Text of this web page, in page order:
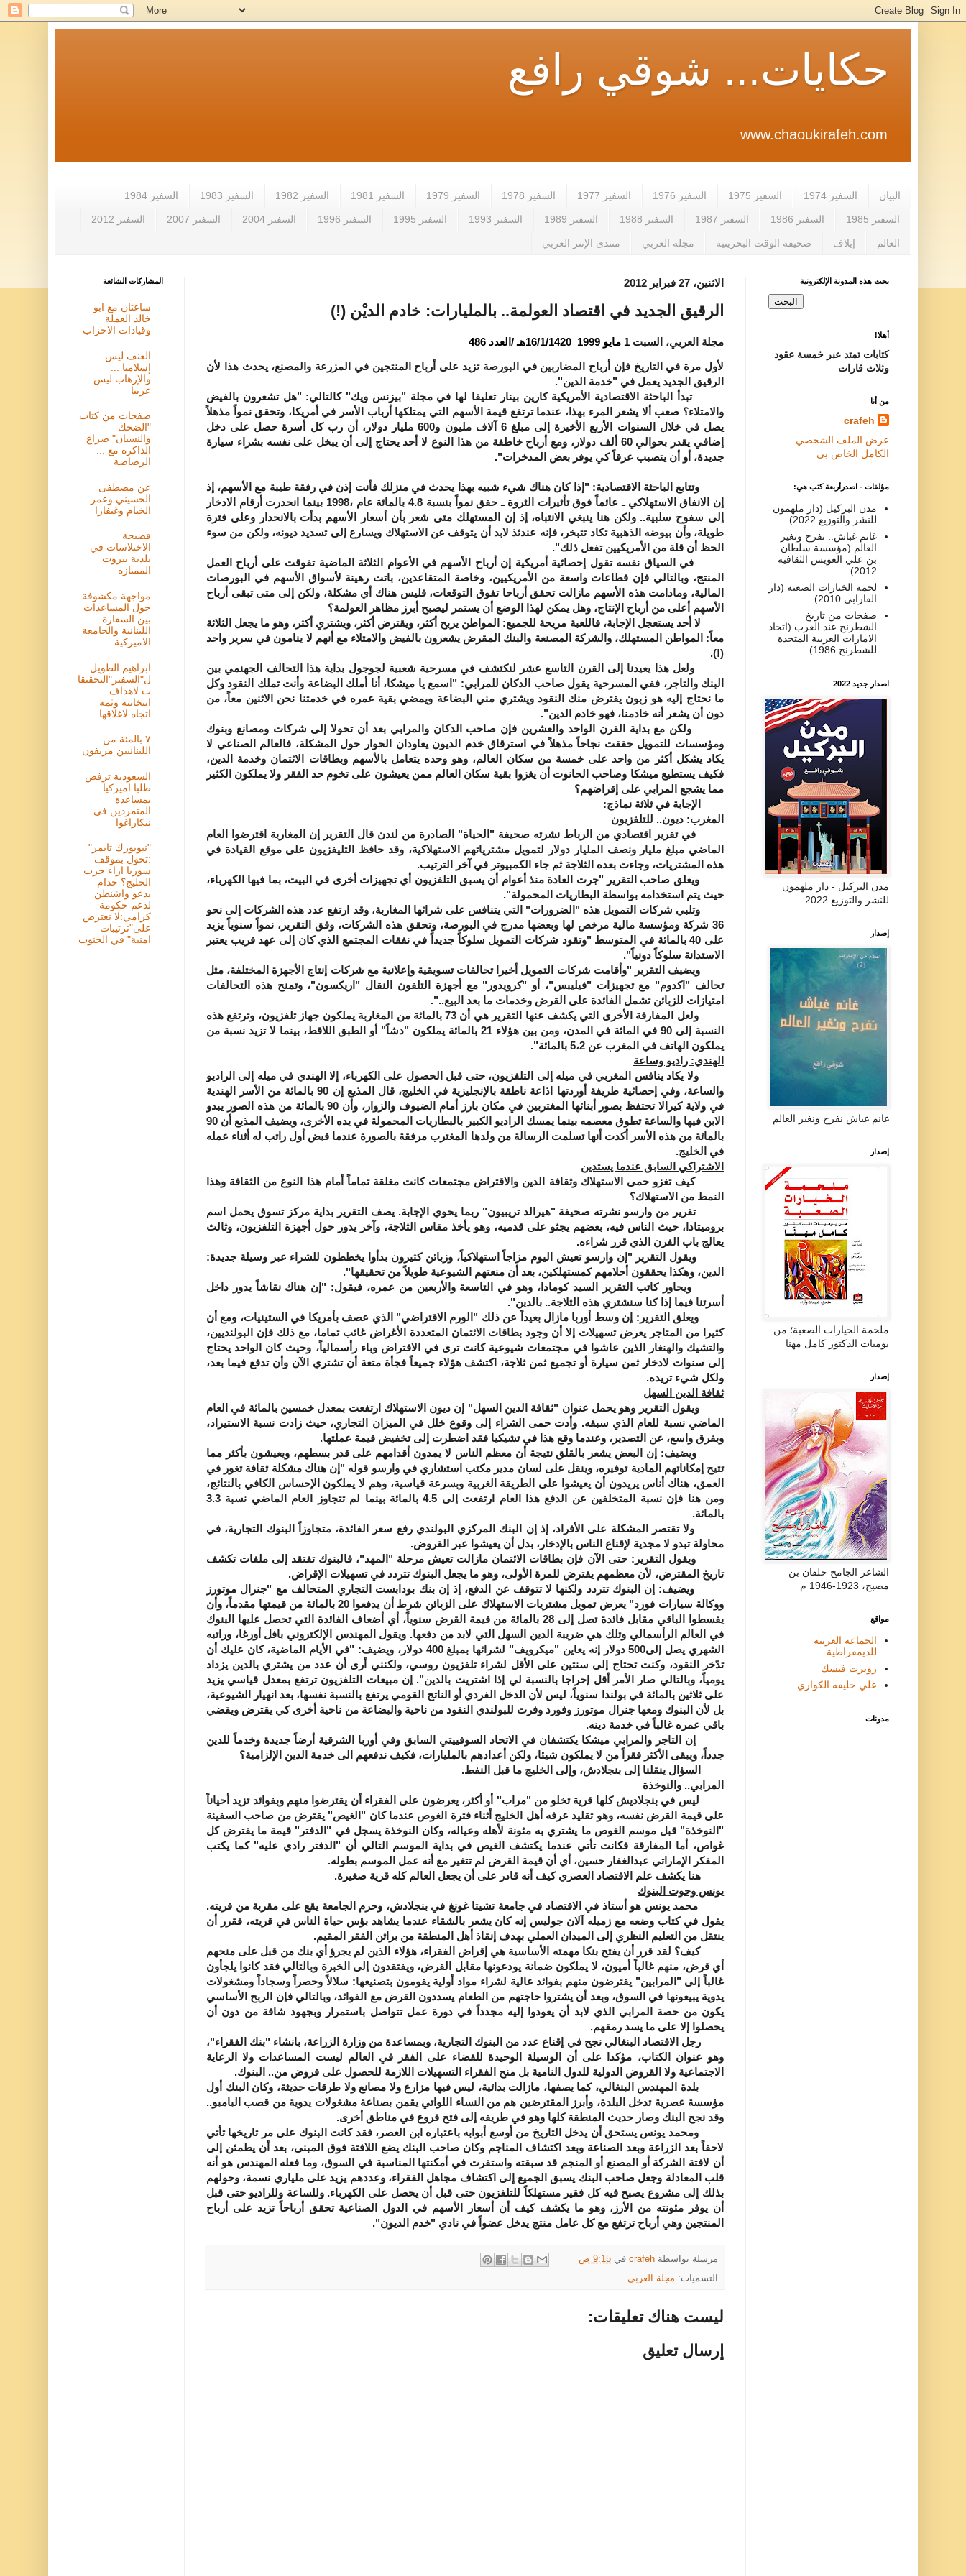
حكايات... شوقي رافع
www.chaoukirafeh.com
البيان السفير 1974 السفير 1975 السفير 1976 السفير 1977 السفير 1978 السفير 1979 السفير 1981 السفير 1982 السفير 1983 السفير 1984
السفير 1985 السفير 1986 السفير 1987 السفير 1988 السفير 1989 السفير 1993 السفير 1995 السفير 1996 السفير 2004 السفير 2007 السفير 2012
العالم إيلاف صحيفة الوقت البحرينية مجلة العربي منتدى الإنتر العربي
الاثنين، 27 فبراير 2012
الرقيق الجديد في اقتصاد العولمة.. بالمليارات: خادم الديْن (!)
مجلة العربي، السبت 1 مايو 1999 16/1/1420هـ / العدد
لأول مرة في التاريخ فإن أرباح المضاربين في البورصة تزيد على أرباح المنتجين في المزرعة والمصنع، يحدث هذا لأن
الرقيق الجديد يعمل في "خدمة الدين".
تبدأ الباحثة الاقتصادية الأمريكية كارين بينار تعليقا لها في مجلة "بيزنس ويك" كالتالي: "هل تشعرون بالفيض
والامتلاء؟ صعب ألا يشعر المرء بهذا، عندما ترتفع قيمة الأسهم التي يمتلكها أرباب الأسر في أمريكا، وتحقق نمواً مذهلاً
يصل في خلال السنوات الأربع الأخيرة إلى مبلغ 6 آلاف مليون و600 مليار دولار، أن رب كل أسرة حصل على دخل
إضافي يقدر بحوالي 60 ألف دولار، ومع أرباح خاطفة من هذا النوع لا أحد يحتاج إلى أن يبخل على نفسه بشراء سيارة
جديدة، أو أن يتصبب عرقاً كي يوفر بعض المدخرات".
وتتابع الباحثة الاقتصادية: "إذا كان هناك شيء شبيه بهذا يحدث في منزلك فأنت إذن في رفقة طيبة مع الأسهم، إذ
إن الانفاق الاستهلاكي ـ عائماً فوق تأثيرات الثروة ـ حقق نمواً بنسبة 4.8 بالمائة عام ،1998 بينما انحدرت أرقام الادخار
إلى سفوح سلبية.. ولكن هنا ينبغي الانتباه، إذ إن المستهلك متى شعر بأن أسعار الأسهم بدأت بالانحدار وعلى فترة
طويلة، وأن بيوضه الذهبية تكاد تتبخر، فإنه عندئذ لابد أن يتوقف عن الاستهلاك ويسارع إلى تسديد ديونه، ولكن من سوء
الحظ أن قلة من الأمريكيين تفعل ذلك".
في السياق نفسه تقول إحصائية أمريكية إن أرباح الأسهم في الأعوام الثلاثة الماضية تفوقت على أرباح العمل
المنتج، وبالتالي فإن قطاعات واسعة من الأمريكيين، وخاصة المتقاعدين، باتت رهينة لأسواق الأسهم في البورصات
المالية، ومادامت هذه الأسهم مازالت تحقق أرباحا تفوق التوقعات، فليس هناك أي مشكلة، ولكن إلى متى تبقى أرباح
الأسهم أعلى من أرباح الإنتاج، وهل يمكن لهذا الوضع أن يستمر ليصبح أبرز مظاهر العولمة؟
لا أحد يستعجل الإجابة، فاللعبة مريحة للجميع: المواطن يربح أكثر، ويقترض أكثر، ويشتري أكثر، وهو ما يجعل الثلاثة
معاً: المواطن المستهلك، والشركة المصنعة والبنك المقرض يشعرون بالفيض والامتلاء مع أنهم لا ينامون في سرير واحد
(!).
ولعل هذا يعيدنا إلى القرن التاسع عشر لنكتشف في مسرحية شعبية لجوجول بداية هذا التحالف الجهنمي بين
البنك والتاجر، ففي المسرحية يقول صاحب الدكان للمرابي: "اسمع يا ميشكا، أنا أملك البضاعة وأنت تملك النقود وكل
ما نحتاج إليه هو زبون يقترض منك النقود ويشتري مني البضاعة ويمضي بقية عمره في خدمتنا نحن الاثنين معاً، من
دون أن يشعر أنه خادمنا، فهو خادم الدين".
ولكن مع بداية القرن الواحد والعشرين فإن صاحب الدكان والمرابي بعد أن تحولا إلى شركات ومصانع وبنوك
ومؤسسات للتمويل حققت نجاحاً مذهلاً في استرقاق خدم الديون يعاودان الحوار حول المشكلة، فالعالم الصناعي لا
يكاد يشكل أكثر من واحد على خمسة من سكان العالم، وهو وحده يتعامل بالأسهم وبطاقات الائتمان وخدمة الدين،
فكيف يستطيع ميشكا وصاحب الحانوت أن يغزوا بقية سكان العالم ممن يعيشون على تخوم حد الفقر ولا يملكون الكثير
مما يشجع المرابي على إقراضهم؟
الإجابة في ثلاثة نماذج:
المغرب: ديون.. للتلفزيون
في تقرير اقتصادي من الرباط نشرته صحيفة "الحياة" الصادرة من لندن قال التقرير إن المغاربة اقترضوا العام
الماضي مبلغ مليار ونصف المليار دولار لتمويل مشترياتهم الاستهلاكية، وقد حافظ التليفزيون على موقع القيادة في
هذه المشتريات، وجاءت بعده الثلاجة ثم جاء الكمبيوتر في آخر الترتيب.
ويعلق صاحب التقرير "جرت العادة منذ أعوام أن يسبق التلفزيون أي تجهيزات أخرى في البيت، بما فيها الكهرباء،
حيث يتم استخدامه بواسطة البطاريات المحمولة".
وتلبي شركات التمويل هذه "الضرورات" التي يتنافس على شرائها المغاربة، وقد ارتفع عدد هذه الشركات إلى نحو
36 شركة ومؤسسة مالية مرخص لها وبعضها مدرج في البورصة، وتحقق هذه الشركات، وفق التقرير، نمواً سنوياً يزيد
على 40 بالمائة في المتوسط "وتقود شركات التمويل سلوكاً جديداً في نفقات المجتمع الذي كان إلى عهد قريب يعتبر
الاستدانة سلوكاً دونياً".
ويضيف التقرير "وأقامت شركات التمويل أخيرا تحالفات تسويقية وإعلانية مع شركات إنتاج الأجهزة المختلفة، مثل
تحالف "اكدوم" مع تجهيزات "فيليبس"، أو "كرويدور" مع أجهزة التلفون النقال "اريكسون"، وتمنح هذه التحالفات
امتيازات للزبائن تشمل الفائدة على القرض وخدمات ما بعد البيع..".
ولعل المفارقة الأخرى التي يكشف عنها التقرير هي أن 73 بالمائة من المغاربة يملكون جهاز تلفزيون، وترتفع هذه
النسبة إلى 90 في المائة في المدن، ومن بين هؤلاء 21 بالمائة يملكون "دشاً" أو الطبق اللاقط، بينما لا تزيد نسبة من
يملكون الهاتف في المغرب عن 5،2 بالمائة".
الهندي: راديو وساعة
ولا يكاد ينافس المغربي في ميله إلى التلفزيون، حتى قبل الحصول على الكهرباء، إلا الهندي في ميله إلى الراديو
والساعة، وفي إحصائية طريفة أوردتها اذاعة ناطقة بالإنجليزية في الخليج، قال المذيع إن 90 بالمائة من الأسر الهندية
في ولاية كيرالا تحتفظ بصور أبنائها المغتربين في مكان بارز أمام الضيوف والزوار، وأن 90 بالمائة من هذه الصور يبدو
الابن فيها والساعة تطوق معصمه بينما يمسك الراديو الكبير بالبطاريات المحمولة في يده الأخرى، ويضيف المذيع أن 90
بالمائة من هذه الأسر أكدت أنها تسلمت الرسالة من ولدها المغترب مرفقة بالصورة عندما قبض أول راتب له أثناء عمله
في الخليج.
الاشتراكي السابق عندما يستدين
كيف تغزو حمى الاستهلاك وثقافة الدين والاقتراض مجتمعات كانت مغلقة تماماً أمام هذا النوع من الثقافة وهذا
النمط من الاستهلاك؟
تقرير من وارسو نشرته صحيفة "هيرالد تريبيون" ربما يحوي الإجابة. يصف التقرير بداية مركز تسوق يحمل اسم
بروميتادا، حيث الناس فيه، بعضهم يجثو على قدميه، وهو يأخذ مقاس الثلاجة، وآخر يدور حول أجهزة التلفزيون، وثالث
يعالج باب الفرن الذي قرر شراءه.
ويقول التقرير "إن وارسو تعيش اليوم مزاجاً استهلاكياً، وزبائن كثيرون بدأوا يخططون للشراء عبر وسيلة جديدة:
الدين، وهكذا يحققون أحلامهم كمستهلكين، بعد أن منعتهم الشيوعية طويلاً من تحقيقها".
ويحاور كاتب التقرير السيد كومادا، وهو في التاسعة والأربعين من عمره، فيقول: "إن هناك نقاشاً يدور داخل
أسرتنا فيما إذا كنا سنشتري هذه الثلاجة.. بالدين".
ويعلق التقرير: إن وسط أوربا مازال بعيداً عن ذلك "الورم الاقتراضي" الذي عصف بأمريكا في الستينيات، ومع أن
كثيرا من المتاجر يعرض تسهيلات إلا أن وجود بطاقات الائتمان المتعددة الأغراض غائب تماما، مع ذلك فإن البولنديين،
والتشيك والهنغار الذين عاشوا في مجتمعات شيوعية كانت ترى في الاقتراض وباء رأسمالياً، وحيث كان الواحد يحتاج
إلى سنوات لادخار ثمن سيارة أو تجميع ثمن ثلاجة، اكتشف هؤلاء جميعاً فجأة متعة أن تشتري الآن وأن تدفع فيما بعد،
ولكل شيء تريده.
ثقافة الدين السهل
ويقول التقرير وهو يحمل عنوان "ثقافة الدين السهل" إن ديون الاستهلاك ارتفعت بمعدل خمسين بالمائة في العام
الماضي نسبة للعام الذي سبقه. وأدت حمى الشراء إلى وقوع خلل في الميزان التجاري، حيث زادت نسبة الاستيراد،
وبفرق واسع، عن التصدير، وعندما وقع هذا في تشيكيا فقد اضطرت إلى تخفيض قيمة عملتها.
ويضيف: إن البعض يشعر بالقلق نتيجة أن معظم الناس لا يمدون أقدامهم على قدر بسطهم، ويعيشون بأكثر مما
تتيح إمكاناتهم المادية توفيره، وينقل على لسان مدير مكتب استشاري في وارسو قوله "إن هناك مشكلة ثقافة تغور في
العمق، هناك أناس يريدون أن يعيشوا على الطريقة الغربية وبسرعة قياسية، وهم لا يملكون الإحساس الكافي بالنتائج،
ومن هنا فإن نسبة المتخلفين عن الدفع هذا العام ارتفعت إلى 4.5 بالمائة بينما لم تتجاوز العام الماضي نسبة 3.3
بالمائة.
ولا تقتصر المشكلة على الأفراد، إذ إن البنك المركزي البولندي رفع سعر الفائدة، متجاوزاً البنوك التجارية، في
محاولة تبدو لا مجدية لإقناع الناس بالإدخار، بدل أن يعيشوا عبر القروض.
ويقول التقرير: حتى الآن فإن بطاقات الائتمان مازالت تعيش مرحلة "المهد"، فالبنوك تفتقد إلى ملفات تكشف
تاريخ المقترض، لأن معظمهم يقترض للمرة الأولى، وهو ما يجعل البنوك تتردد في تسهيلات الإقراض.
ويضيف: إن البنوك تتردد ولكنها لا تتوقف عن الدفع، إذ إن بنك بودابست التجاري المتحالف مع "جنرال موتورز
ووكالة سيارات فورد" يعرض تمويل مشتريات الاستهلاك على الزبائن شرط أن يدفعوا 20 بالمائة من قيمتها مقدماً، وأن
يقسطوا الباقي مقابل فائدة تصل إلى 28 بالمائة من قيمة القرض سنوياً، أي أضعاف الفائدة التي تحصل عليها البنوك
في العالم الرأسمالي وتلك هي ضريبة الدين السهل التي لابد من دفعها. ويقول المهندس الإلكتروني بافل أورغا، وراتبه
الشهري يصل إلى500 دولار إنه يعاين "ميكرويف" لشرائها بمبلغ 400 دولار، ويضيف: "في الأيام الماضية، كان عليك أن
تدّخر النقود، وكنت تحتاج إلى سنتين على الأقل لشراء تلفزيون روسي، ولكنني أرى أن عدد من يشتري بالدين يزداد
يومياً، وبالتالي صار الأمر أقل إحراجا بالنسبة لي إذا اشتريت بالدين". إن مبيعات التلفزيون ترتفع بمعدل قياسي يزيد
على ثلاثين بالمائة في بولندا سنوياً، ليس لأن الدخل الفردي أو الناتج القومي يرتفع بالنسبة نفسها، بعد انهيار الشيوعية،
بل لأن البنوك ومعها جنرال موتورز وفورد وفرت للبولندي النقود من ناحية والبضاعة من ناحية أخرى كي يقترض ويقضي
باقي عمره غالباً في خدمة دينه.
إن التاجر والمرابي ميشكا يكتشفان في الاتحاد السوفييتي السابق وفي أوربا الشرقية أرضاً جديدة وخدماً للدين
جدداً، ويبقى الأكثر فقراً من لا يملكون شيئا، ولكن أعدادهم بالمليارات، فكيف ندفعهم الى خدمة الدين الإلزامية؟
السؤال ينقلنا إلى بنجلادش، وإلى الخليج ما قبل النفط.
المرابي.. والنوخذة
ليس في بنجلاديش كلها قرية تخلو من "مراب" أو أكثر، يعرضون على الفقراء أن يقترضوا منهم وبفوائد تزيد أحياناً
على قيمة القرض نفسه، وهو تقليد عرفه أهل الخليج أثناء فترة الغوص عندما كان "الغيص" يقترض من صاحب السفينة
"النوخذة" قبل موسم الغوص ما يشتري به مئونة لأهله وعياله، وكان النوخذة يسجل في "الدفتر" قيمة ما يقترض كل
غواص، أما المفارقة فكانت تأتي عندما يكتشف الغيص في بداية الموسم التالي أن "الدفتر رادي عليه" كما يكتب
المفكر الإماراتي عبدالغفار حسين، أي أن قيمة القرض لم تتغير مع أنه عمل الموسم بطوله.
هنا يكشف علم الاقتصاد العصري كيف أنه قادر على أن يجعل العالم كله قرية صغيرة.
يونس وحوت البنوك
محمد يونس هو أستاذ في الاقتصاد في جامعة تشيتا غونغ في بنجلادش، وحرم الجامعة يقع على مقربة من قريته.
يقول في كتاب وضعه مع زميله آلان جوليس إنه كان يشعر بالشقاء عندما يشاهد بؤس حياة الناس في قريته، فقرر أن
ينتقل من التعليم النظري إلى الميدان العملي بهدف إنقاذ أهل المنطقة من براثن الفقر المقيم.
كيف؟ لقد قرر أن يفتح بنكا مهمته الأساسية هي إقراض الفقراء، هؤلاء الذين لم يجرؤ أي بنك من قبل على منحهم
أي قرض، منهم غالباً أميون، لا يملكون ضمانة يودعونها مقابل القرض، ويفتقدون إلى الخبرة وبالتالي فقد كانوا يلجأون
غالباً إلى "المرابين" يقترضون منهم بفوائد عالية لشراء مواد أولية يقومون بتصنيعها: سلالاً وحصراً وسجاداً ومشغولات
يدوية يبيعونها في السوق، وبعد أن يشتروا حاجتهم من الطعام يسددون القرض مع الفوائد، وبالتالي فإن الربح الأساسي
يكون من حصة المرابي الذي لابد أن يعودوا إليه مجدداً في دورة عمل تتواصل باستمرار وبجهود شاقة من دون أن
يحصلوا إلا على ما يسد رمقهم.
رجل الاقتصاد البنغالي نجح في إقناع عدد من البنوك التجارية، وبمساعدة من وزارة الزراعة، بانشاء "بنك الفقراء"،
وهو عنوان الكتاب، مؤكدا على أن الوسيلة الوحيدة للقضاء على الفقر في العالم ليست المساعدات ولا الرعاية
الاجتماعية ولا القروض الدولية للدول النامية بل منح الفقراء التسهيلات اللازمة للحصول على قروض من.. البنوك.
بلدة المهندس البنغالي، كما يصفها، مازالت بدائية، ليس فيها مزارع ولا مصانع ولا طرقات حديثة، وكان البنك أول
مؤسسة عصرية تدخل البلدة، وأبرز المقترضين هم من النساء اللواتي يقمن بصناعة مشغولات يدوية من قصب البامبو..
وقد نجح البنك وصار حديث المنطقة كلها وهو في طريقه إلى فتح فروع في مناطق أخرى.
ومحمد يونس يستحق أن يدخل التاريخ من أوسع أبوابه باعتباره ابن العصر، فقد كانت البنوك على مر تاريخها تأتي
لاحقاً بعد الزراعة وبعد الصناعة وبعد اكتشاف المناجم وكان صاحب البنك يضع اللافتة فوق المبنى، بعد أن يطمئن إلى
أن لافتة الشركة أو المصنع أو المنجم قد سبقته واستقرت في أمكنتها المناسبة في السوق، وما فعله المهندس هو أنه
قلب المعادلة وجعل صاحب البنك يسبق الجميع إلى اكتشاف مجاهل الفقراء، وعددهم يزيد على ملياري نسمة، وحولهم
بذلك إلى مشروع يصبح فيه كل فقير مستهلكاً للتلفزيون حتى قبل أن يحصل على الكهرباء. وللساعة وللراديو حتى قبل
أن يوفر مئونته من الأرز، وهو ما يكشف كيف أن أسعار الأسهم في الدول الصناعية تحقق أرباحاً تزيد على أرباح
المنتجين وهي أرباح ترتفع مع كل عامل منتج يدخل عضواً في نادي "خدم الديون".
مرسلة بواسطة crafeh في 9:15 ص
التسميات: مجلة العربي
ليست هناك تعليقات:
إرسال تعليق
المشاركات الشائعة
ساعتان مع ابو
خالد العملة
وقيادات الاحزاب
العنف ليس
إسلاميا ...
والإرهاب ليس
عربيا
صفحات من كتاب
"الضحك
والنسيان" صراع
الذاكرة مع ...
الرصاصة
عن مصطفى
الحسيني وعمر
الخيام وغيفارا
فضيحة
الاختلاسات في
بلدية بيروت
الممتازة
مواجهة مكشوفة
حول المساعدات
بين السفارة
اللبنانية والجامعة
الاميركية
ابراهيم الطويل
ل"السفير"التحقيقا
ت لاهداف
انتخابية وثمة
اتجاه لاغلاقها
٧ بالمئة من
اللبنانيين مزيفون
السعودية ترفض
طلبا اميركيا
بمساعدة
المتمردين في
نيكاراغوا
"نيويورك تايمز"
:تحول بموقف
سوريا ازاء حرب
الخليج؟ خدام
يدعو واشنطن
لدعم حكومة
كرامي:لا نعترض
على"ترتيبات
امنية" في الجنوب
بحث هذه المدونة الإلكترونية
أهلا!
كتابات تمتد عبر خمسة عقود
وثلاث قارات
من أنا
crafeh
عرض الملف الشخصي
الكامل الخاص بي
مؤلفات - اصدرأربعة كتب هي:
مدن البركيل (دار ملهمون
للنشر والتوزيع 2022)
غانم غباش.. نفرح ونغير
العالم (مؤسسة سلطان
بن علي العويس الثقافية
2012)
لحمة الخيارات الصعبة (دار
الفارابي 2010)
صفحات من تاريخ
الشطرنج عند العرب (اتحاد
الامارات العربية المتحدة
للشطرنج 1986)
اصدار جديد 2022
مدن البركيل - دار ملهمون
للنشر والتوزيع 2022
إصدار
غانم غباش نفرح ونغير العالم
إصدار
ملحمة الخيارات الصعبة؛ من
يوميات الدكتور كامل مهنا
إصدار
الشاعر الجامح خلفان بن
مصبح، 1923-1946 م
مواقع
الجماعة العربية
للديمقراطية
روبرت فيسك
علي خليفه الكواري
مدونات